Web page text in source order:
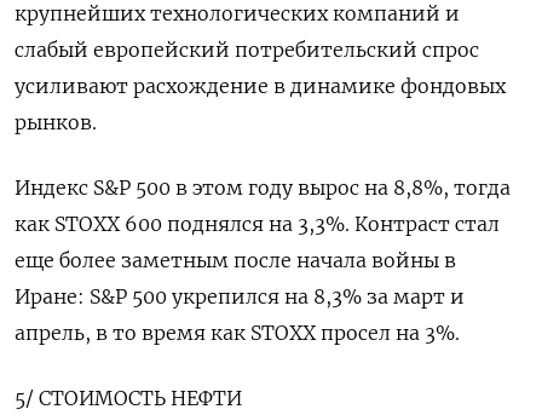
крупнейших технологических компаний и
слабый европейский потребительский спрос
усиливают расхождение в динамике фондовых
рынков.
Индекс S&P 500 в этом году вырос на 8,8%, тогда
как STOXX 600 поднялся на ​3,3%. Контраст стал
еще более заметным после начала войны в
⁠Иране: S&P 500 укрепился на 8,3% за март и
апрель, в то время как STOXX просел на 3%.
5/ СТОИМОСТЬ НЕФТИ